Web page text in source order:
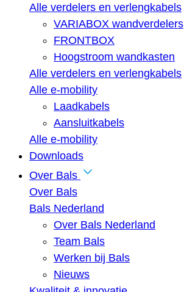
Alle verdelers en verlengkabels
VARIABOX wandverdelers
FRONTBOX
Hoogstroom wandkasten
Alle verdelers en verlengkabels
Alle e-mobility
Laadkabels
Aansluitkabels
Alle e-mobility
Downloads
Over Bals
Over Bals
Bals Nederland
Over Bals Nederland
Team Bals
Werken bij Bals
Nieuws